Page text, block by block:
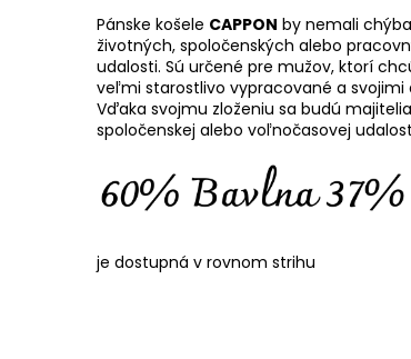
Pánske košele CAPPON by nemali
životných, spoločenských alebo
udalosti. Sú určené pre mužov, ktorí
veľmi starostlivo vypracované a
Vďaka svojmu zloženiu sa budú
spoločenskej alebo voľnočasovej
je dostupná v rovnom strihu